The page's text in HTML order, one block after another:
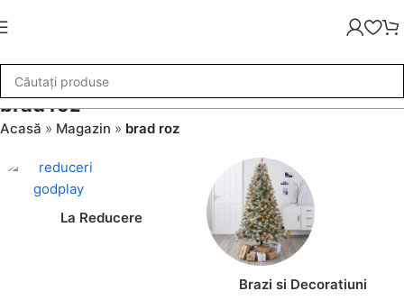
brad roz
Acasă » Magazin » brad roz
La Reducere
Brazi si Decoratiuni